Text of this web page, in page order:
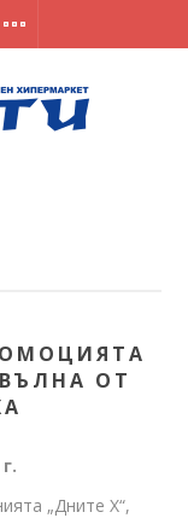
ОТ
„Дните X“,